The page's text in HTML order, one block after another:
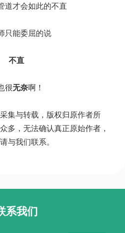
道才会如此的不直
只能委屈的说
不直
很无奈啊！
集与转载，版权归原作者所
多，无法确认真正原始作者，
与我们联系。
系我们